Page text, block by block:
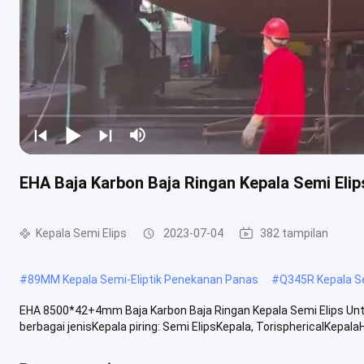
EHA Baja Karbon Baja Ringan Kepala Semi
Kepala Semi Elips 2023-07-04 382 tampilan
#89MM Kepala Semi-Eliptik Penekanan Panas #Q345R Kepala
EHA 8500*42+4mm Baja Karbon Baja Ringan Kepala Semi Elips
berbagai jenisKepala piring: Semi ElipsKepala,